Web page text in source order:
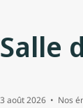
Salle
3 août 2026 Nos